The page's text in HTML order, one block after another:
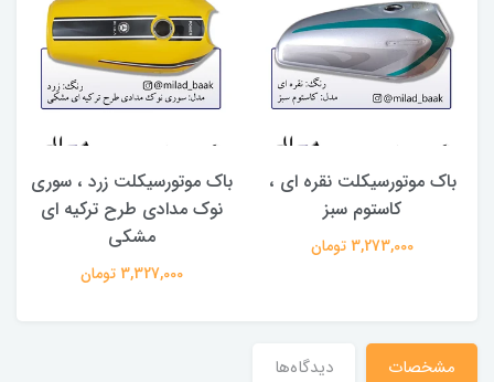
باک موتورسیکلت نقره ای ،
کاستوم سبز
3,273,000 تومان
باک موتورسیکلت زرد ، سوری
نوک مدادی طرح ترکیه ای
مشکی
3,327,000 تومان
مشخصات دیدگاه‌ها